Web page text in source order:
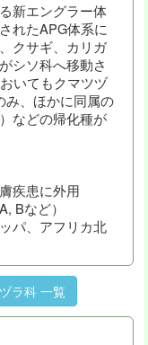
新エングラー体
れたAPG体系に
クサギ、カリガ
シソ科へ移動さ
いてもクマツヅ
み、ほかに同属の
などの帰化種が
疾患に外用
Bなど）
パ、アフリカ北
ラ科 一覧